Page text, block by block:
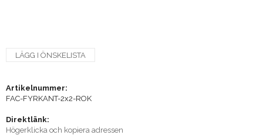
LÄGG I ÖNSKELISTA
Artikelnummer:
FAC-FYRKANT-2x2-ROK
Direktlänk:
Högerklicka och kopiera adressen